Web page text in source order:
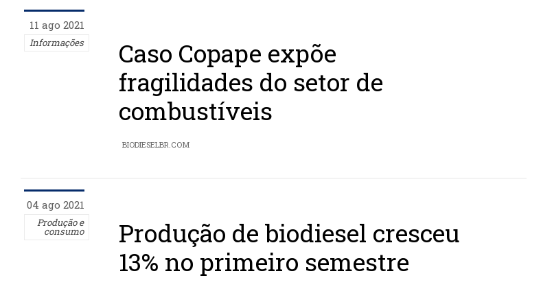
11 ago 2021
Informações
Caso Copape expõe
fragilidades do setor de
combustíveis
BIODIESELBR.COM
04 ago 2021
Produção e
consumo
Produção de biodiesel cresceu
13% no primeiro semestre